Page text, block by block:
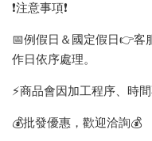
❗️注意事項❗️
📅例假日＆國定假日👉客
作日依序處理。
⚡️商品會因加工程序、時
💰批發優惠，歡迎洽詢💰